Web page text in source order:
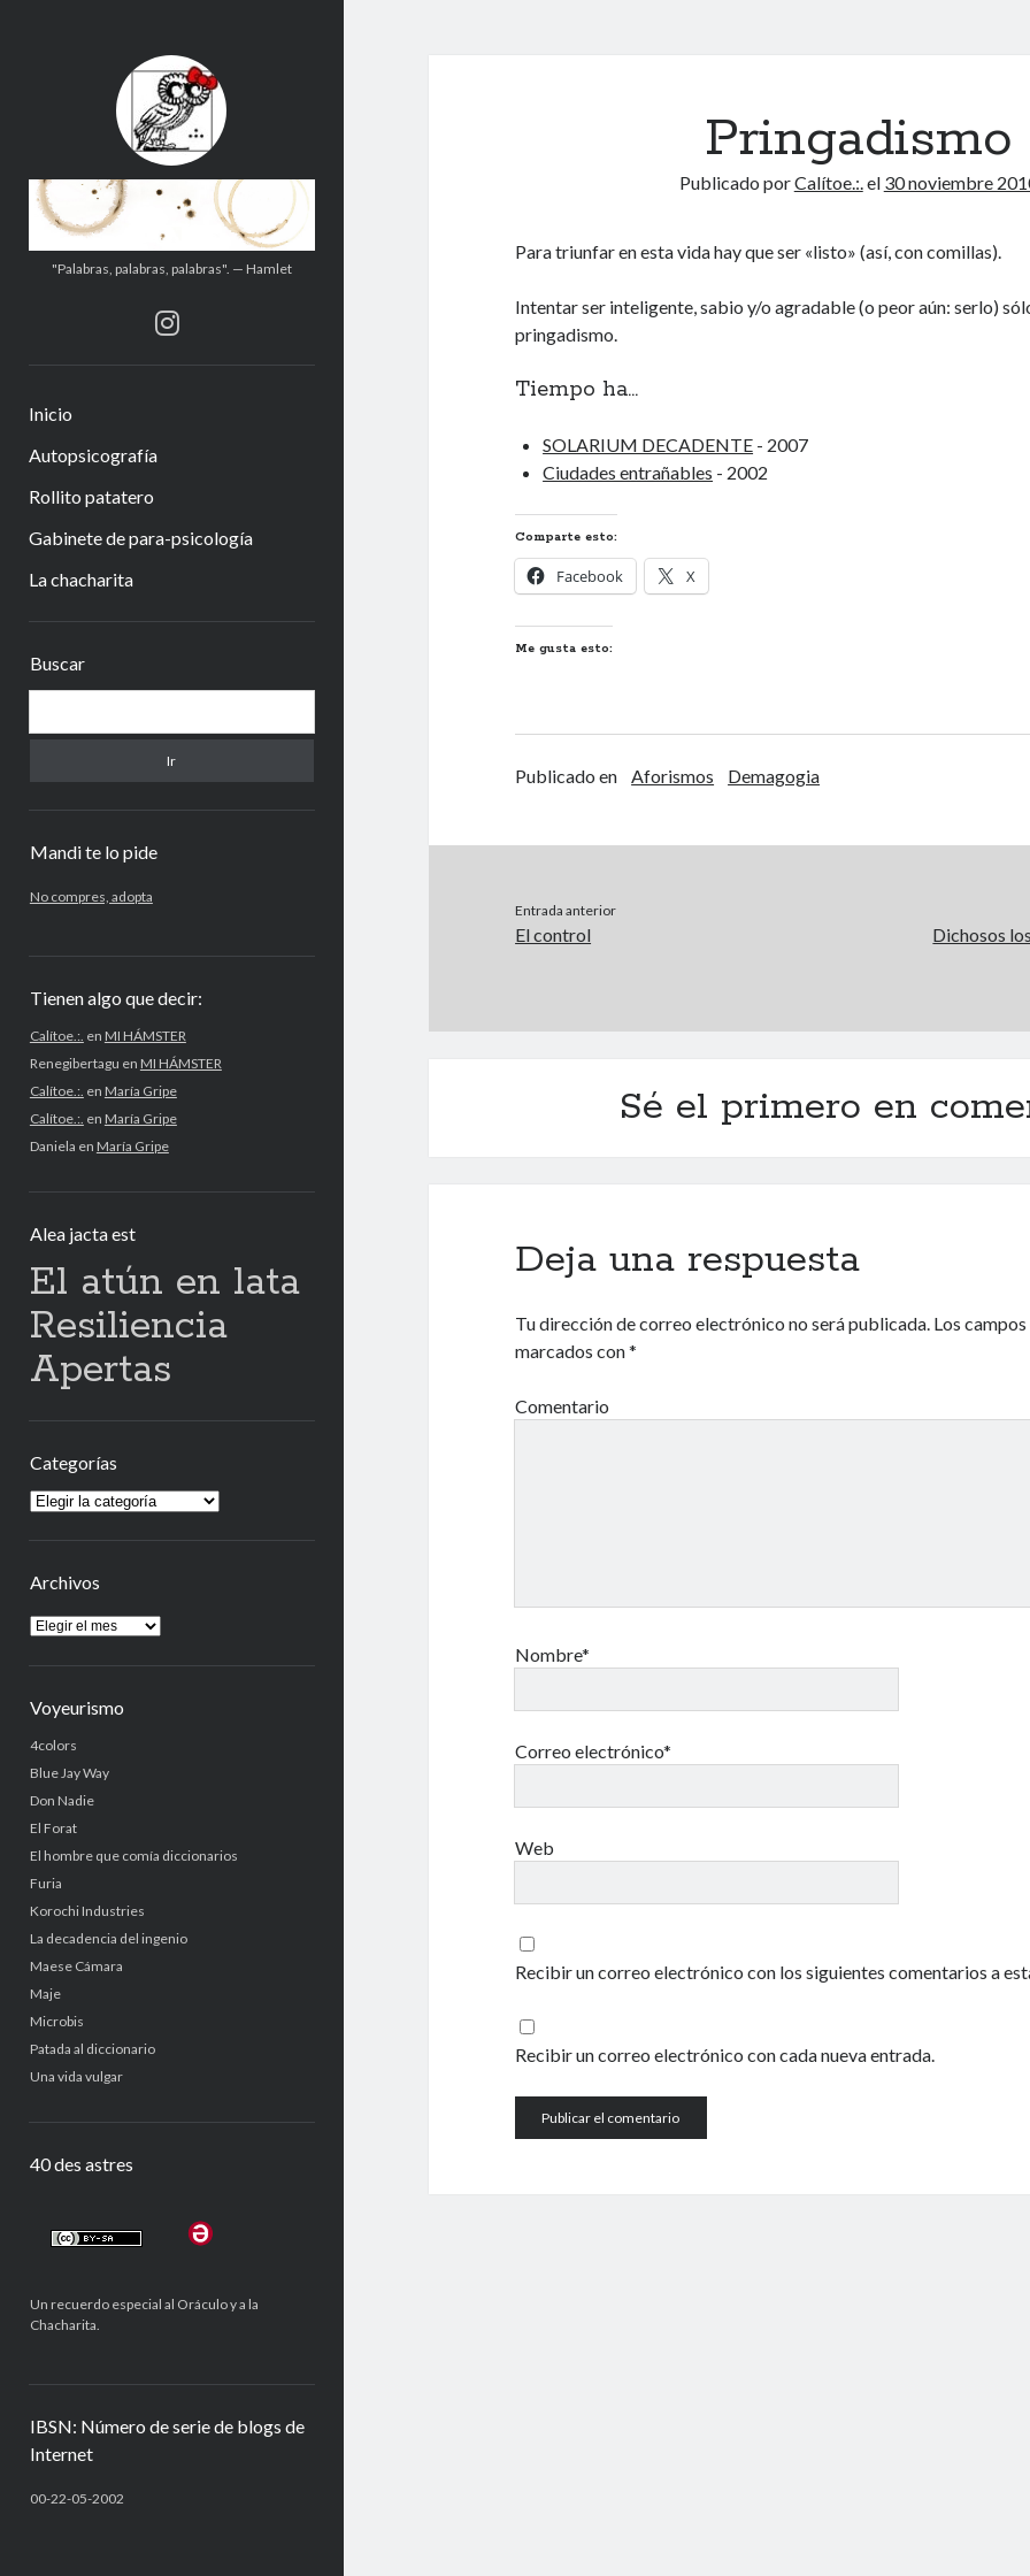
.:.Calito(h)eces.:.
"Palabras, palabras, palabras". — Hamlet
instagram
Inicio
Autopsicografía
Rollito patatero
Gabinete de para-psicología
La chacharita
lateral
Buscar
Mandi te lo pide
No compres, adopta
Tienen algo que decir:
Calítoe.:. en MI HÁMSTER
Renegibertagu en MI HÁMSTER
Calítoe.:. en María Gripe
Calítoe.:. en María Gripe
Daniela en María Gripe
Alea jacta est
El atún en lata
Resiliencia
Apertas
Categorías
Categorías
Archivos
Archivos
Voyeurismo
4colors
Blue Jay Way
Don Nadie
El Forat
El hombre que comía diccionarios
Furia
Korochi Industries
La decadencia del ingenio
Maese Cámara
Maje
Microbis
Patada al diccionario
Una vida vulgar
40 des astres
Un recuerdo especial al Oráculo y a la
Chacharita.
IBSN: Número de serie de blogs de
Internet
00-22-05-2002
Pringadismo
Publicado porCalítoe.:.el 30 noviembre
Para triunfar en esta vida hay que ser «listo» (así, con comillas).
Intentar ser inteligente, sabio y/o agradable (o peor aún: serlo)
pringadismo.
Tiempo ha...
SOLARIUM DECADENTE - 2007
Ciudades entrañables - 2002
Comparte esto:
Facebook X
Me gusta esto:
Publicado en Aforismos Demagogia
Entrada anterior
El control
Dichosos
Sé el primero en
Deja una respuesta
Tu dirección de correo electrónico no será publicada. Los
marcados con*
Comentario
Nombre*
Correo electrónico*
Web
Recibir un correo electrónico con los siguientes comentarios a
Recibir un correo electrónico con cada nueva entrada.